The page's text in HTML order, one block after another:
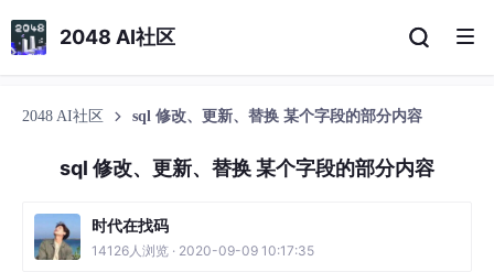
2048 AI社区
2048 AI社区 sql 修改、更新、替换 某个字段的部分内容
sql 修改、更新、替换 某个字段的部分内容
时代在找码
14126人浏览 · 2020-09-09 10:17:35